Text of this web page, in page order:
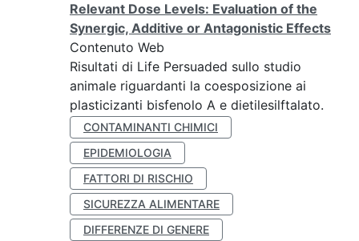
Relevant Dose Levels: Evaluation of the
Synergic, Additive or Antagonistic Effects
Contenuto Web
Risultati di Life Persuaded sullo studio
animale riguardanti la coesposizione ai
plasticizanti bisfenolo A e dietilesilftalato.
CONTAMINANTI CHIMICI
EPIDEMIOLOGIA
FATTORI DI RISCHIO
SICUREZZA ALIMENTARE
DIFFERENZE DI GENERE